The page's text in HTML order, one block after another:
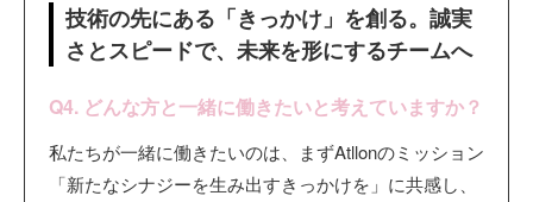
技術の先にある「きっかけ」を創る。誠実
さとスピードで、未来を形にするチームへ
Q4. どんな方と一緒に働きたいと考えていますか？
私たちが一緒に働きたいのは、まずAtllonのミッション
「新たなシナジーを生み出すきっかけを」に共感し、